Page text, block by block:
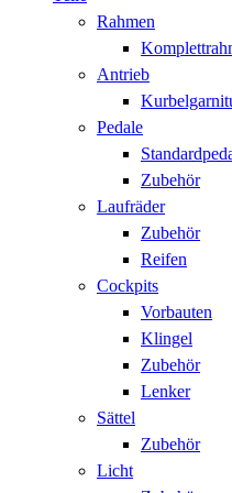
Rahmen
Antrieb
Pedale
Zubehör
Laufräder
Zubehör
Reifen
Cockpits
Vorbauten
Klingel
Zubehör
Lenker
Sättel
Zubehör
Licht